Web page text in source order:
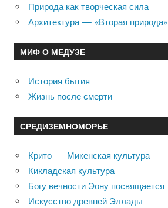
Природа как творческая сила
Архитектура — «Вторая природа»
МИФ О МЕДУЗЕ
История бытия
Жизнь после смерти
СРЕДИЗЕМНОМОРЬЕ
Крито — Микенская культура
Кикладская культура
Богу вечности Эону посвящается
Искусство древней Эллады